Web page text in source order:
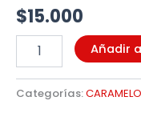
$15.000
Añadir
Categorías: